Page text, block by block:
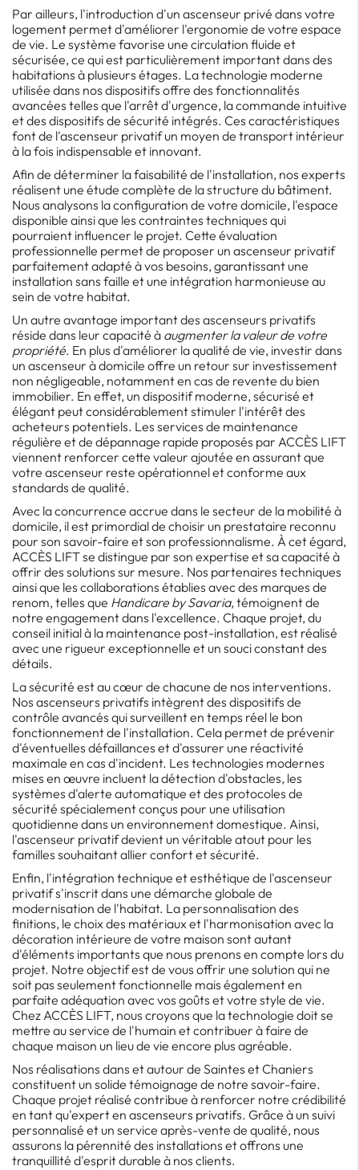
Par ailleurs, l'introduction d'un ascenseur privé dans votre
logement permet d'améliorer l'ergonomie de votre espace
de vie. Le système favorise une circulation fluide et
sécurisée, ce qui est particulièrement important dans des
habitations à plusieurs étages. La technologie moderne
utilisée dans nos dispositifs offre des fonctionnalités
avancées telles que l'arrêt d'urgence, la commande intuitive
et des dispositifs de sécurité intégrés. Ces caractéristiques
font de l'ascenseur privatif un moyen de transport intérieur
à la fois indispensable et innovant.
Afin de déterminer la faisabilité de l'installation, nos experts
réalisent une étude complète de la structure du bâtiment.
Nous analysons la configuration de votre domicile, l'espace
disponible ainsi que les contraintes techniques qui
pourraient influencer le projet. Cette évaluation
professionnelle permet de proposer un ascenseur privatif
parfaitement adapté à vos besoins, garantissant une
installation sans faille et une intégration harmonieuse au
sein de votre habitat.
Un autre avantage important des ascenseurs privatifs
réside dans leur capacité à augmenter la valeur de votre
propriété. En plus d'améliorer la qualité de vie, investir dans
un ascenseur à domicile offre un retour sur investissement
non négligeable, notamment en cas de revente du bien
immobilier. En effet, un dispositif moderne, sécurisé et
élégant peut considérablement stimuler l'intérêt des
acheteurs potentiels. Les services de maintenance
régulière et de dépannage rapide proposés par ACCÈS LIFT
viennent renforcer cette valeur ajoutée en assurant que
votre ascenseur reste opérationnel et conforme aux
standards de qualité.
Avec la concurrence accrue dans le secteur de la mobilité à
domicile, il est primordial de choisir un prestataire reconnu
pour son savoir-faire et son professionnalisme. À cet égard,
ACCÈS LIFT se distingue par son expertise et sa capacité à
offrir des solutions sur mesure. Nos partenaires techniques
ainsi que les collaborations établies avec des marques de
renom, telles que Handicare by Savaria, témoignent de
notre engagement dans l'excellence. Chaque projet, du
conseil initial à la maintenance post-installation, est réalisé
avec une rigueur exceptionnelle et un souci constant des
détails.
La sécurité est au cœur de chacune de nos interventions.
Nos ascenseurs privatifs intègrent des dispositifs de
contrôle avancés qui surveillent en temps réel le bon
fonctionnement de l'installation. Cela permet de prévenir
d'éventuelles défaillances et d'assurer une réactivité
maximale en cas d'incident. Les technologies modernes
mises en œuvre incluent la détection d'obstacles, les
systèmes d'alerte automatique et des protocoles de
sécurité spécialement conçus pour une utilisation
quotidienne dans un environnement domestique. Ainsi,
l'ascenseur privatif devient un véritable atout pour les
familles souhaitant allier confort et sécurité.
Enfin, l'intégration technique et esthétique de l'ascenseur
privatif s'inscrit dans une démarche globale de
modernisation de l'habitat. La personnalisation des
finitions, le choix des matériaux et l'harmonisation avec la
décoration intérieure de votre maison sont autant
d'éléments importants que nous prenons en compte lors du
projet. Notre objectif est de vous offrir une solution qui ne
soit pas seulement fonctionnelle mais également en
parfaite adéquation avec vos goûts et votre style de vie.
Chez ACCÈS LIFT, nous croyons que la technologie doit se
mettre au service de l'humain et contribuer à faire de
chaque maison un lieu de vie encore plus agréable.
Nos réalisations dans et autour de Saintes et Chaniers
constituent un solide témoignage de notre savoir-faire.
Chaque projet réalisé contribue à renforcer notre crédibilité
en tant qu'expert en ascenseurs privatifs. Grâce à un suivi
personnalisé et un service après-vente de qualité, nous
assurons la pérennité des installations et offrons une
tranquillité d'esprit durable à nos clients.